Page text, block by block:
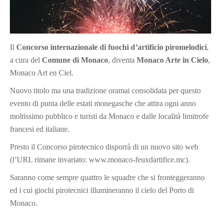
Il Concorso internazionale di fuochi d’artificio piromelodici,
a cura del Comune di Monaco, diventa Monaco Arte in Cielo,
Monaco Art en Ciel.
Nuovo titolo ma una tradizione oramai consolidata per questo
evento di punta delle estati monegasche che attira ogni anno
moltissimo pubblico e turisti da Monaco e dalle località limitrofe
francesi ed italiane.
Presto il Concorso pirotecnico disporrà di un nuovo sito web
(l’URL rimane invariato: www.monaco-feuxdartifice.mc).
Saranno come sempre quattro le squadre che si fronteggeranno
ed i cui giochi pirotecnici illumineranno il cielo del Porto di
Monaco.